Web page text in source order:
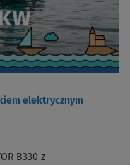
elektrycznym
B330 z